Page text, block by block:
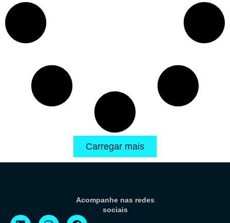
Carregar mais
Acompanhe nas redes
sociais